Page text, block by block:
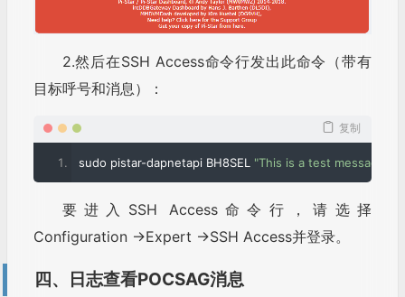
2.然后在SSH Access命令行发出此命令（带有
目标呼号和消息）：
复制
sudo pistar-dapnetapi BH8SEL "This is a test message,
要进入SSH Access命令行，请选择
Configuration →Expert →SSH Access并登录。
四、日志查看POCSAG消息